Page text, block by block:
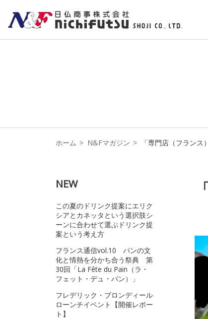
ホーム N&Fマガジン 「専門店（フランス
NEW
この夏のドリンク提案にエリク
シアとカネッタという選択肢シ
ーンに合わせて選ぶドリンク提
案という考え方
フランス通信vol.10 パンの文
化と情熱を分かち合う祭典 第
30回「La Fête du Pain（ラ・
フェット・デュ・パン）」
フレデリック・ブロンディール
ローンチイベント【開催レポー
ト】